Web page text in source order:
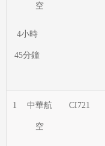
空
4小時
45分鐘
1 中華航
空
CI721